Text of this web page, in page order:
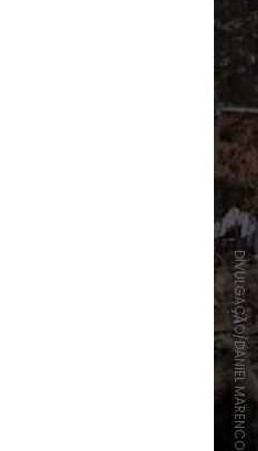
DIVULGAÇÃO/DANIEL MARENCO